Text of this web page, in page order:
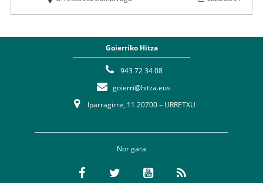
Goierriko Hitza
943 72 34 08
goierri@hitza.eus
Iparragirre, 11 20700 – URRETXU
Nor gara